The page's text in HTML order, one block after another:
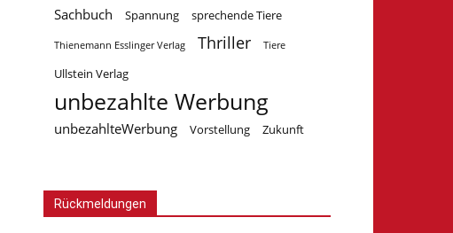
Sachbuch Spannung sprechende Tiere
Thienemann Esslinger Verlag Thriller Tiere
Ullstein Verlag
unbezahlte Werbung
unbezahlteWerbung Vorstellung Zukunft
Rückmeldungen